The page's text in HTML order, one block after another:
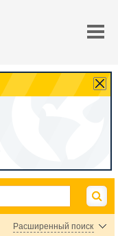
Расширенный поиск